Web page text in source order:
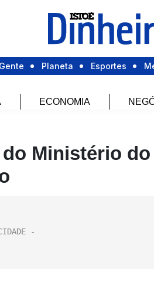
Gente Planeta Esportes
ECONOMIA
Ministério do